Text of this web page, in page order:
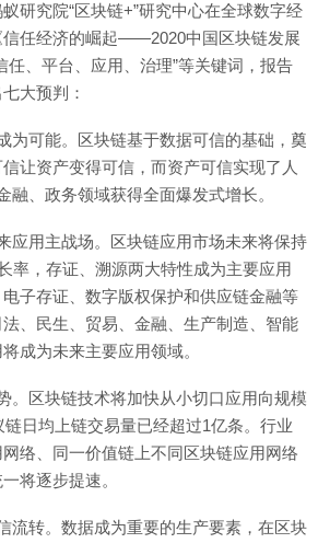
研究院“区块链+”研究中心在全球数字经
信任经济的崛起——2020中国区块链发展
任、平台、应用、治理”等关键词，报告
大预判：
为可能。区块链基于数据可信的基础，奠
让资产变得可信，而资产可信实现了人
融、政务领域获得全面爆发式增长。
应用主战场。区块链应用市场未来将保持
率，存证、溯源两大特性成为主要应用
子存证、数字版权保护和供应链金融等
、民生、贸易、金融、生产制造、智能
成为未来主要应用领域。
。区块链技术将加快从小切口应用向规模
日均上链交易量已经超过1亿条。行业
络、同一价值链上不同区块链应用网络
将逐步提速。
流转。数据成为重要的生产要素，在区块